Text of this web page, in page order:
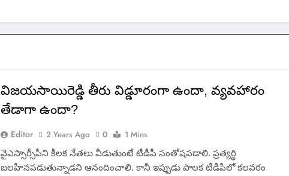
విజయసాయిరెడ్డి తీరు విడ్డూరంగా ఉందా, వ్యవహారం
తేడాగా ఉందా?
Editor 2 Years Ago 0 1 Mins
వైఎస్సార్సీపీని కీలక నేతలు వీడుతుంటే టీడీపీ సంతోషపడాలి. ప్రత్యర్థి
బలహీనపడుతున్నాడని ఆనందించాలి. కానీ ఇప్పుడు పాలక టీడీపీలో కలవరం